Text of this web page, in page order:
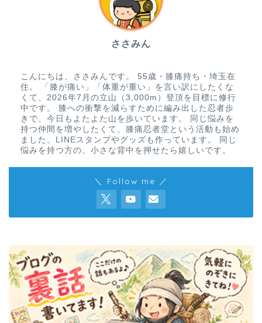
ささみん
こんにちは、ささみんです。 55歳・膝痛持ち・埼玉在
住。 「膝が痛い」「体重が重い」を言い訳にしたくな
くて、2026年7月の立山（3,000m）登頂を目標に修行
中です。 膝への衝撃を減らすために編み出した忍者歩
きで、今日もよたよた山を歩いています。 同じ悩みを
持つ仲間を増やしたくて、膝痛忍者堂という活動も始め
ました。LINEスタンプやグッズも作っています。 同じ
悩みを持つ方の、小さな背中を押せたら嬉しいです。
＼ Follow me ／